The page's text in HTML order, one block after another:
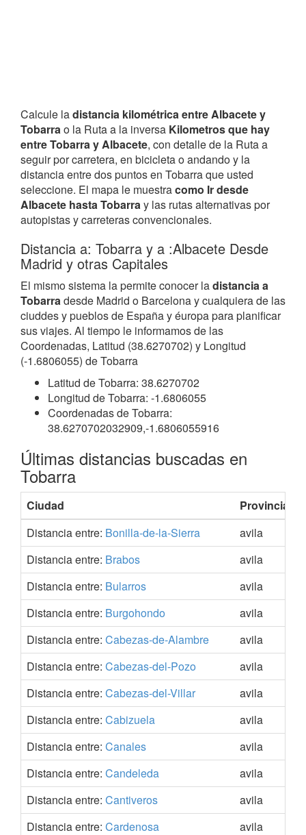
Calcule ladistancia kilométrica entre Albacete y
Tobarrao la Ruta a la inversa Kilometros que hay
entre Tobarra y Albacete, con detalle de la Ruta a
seguir por carretera, en bicicleta o andando y la
distancia entre dos puntos en Tobarra que usted
seleccione. El mapa le muestracomo Ir desde
Albacete hasta Tobarray las rutas alternativas por
autopistas y carreteras convencionales.
Distancia a: Tobarra y a :Albacete Desde
Madrid y otras Capitales
El mismo sistema la permite conocer ladistancia a
Tobarradesde Madrid o Barcelona y cualquiera de las
ciuddes y pueblos de España y éuropa para planificar
sus viajes. Al tiempo le informamos de las
Coordenadas, Latitud (38.6270702) y Longitud
(-1.6806055) de Tobarra
Latitud de Tobarra: 38.6270702
Longitud de Tobarra: -1.6806055
Coordenadas de Tobarra:
38.6270702032909,-1.6806055916
Últimas distancias buscadas en
Tobarra
Ciudad Provincia
Distancia entre: Bonilla-de-la-Sierra avila
Distancia entre: Brabos avila
Distancia entre: Bularros avila
Distancia entre: Burgohondo avila
Distancia entre: Cabezas-de-Alambre avila
Distancia entre: Cabezas-del-Pozo avila
Distancia entre: Cabezas-del-Villar avila
Distancia entre: Cabizuela avila
Distancia entre: Canales avila
Distancia entre: Candeleda avila
Distancia entre: Cantiveros avila
Distancia entre: Cardenosa avila